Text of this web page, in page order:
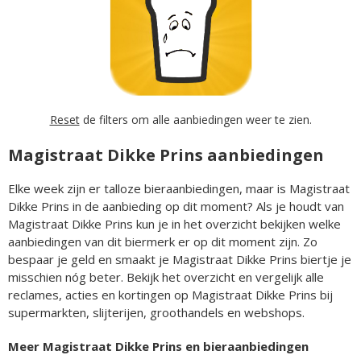
Resetde filters om alle aanbiedingen weer te zien.
Magistraat Dikke Prins aanbiedingen
Elke week zijn er talloze bieraanbiedingen, maar is Magistraat
Dikke Prins in de aanbieding op dit moment? Als je houdt van
Magistraat Dikke Prins kun je in het overzicht bekijken welke
aanbiedingen van dit biermerk er op dit moment zijn. Zo
bespaar je geld en smaakt je Magistraat Dikke Prins biertje je
misschien nóg beter. Bekijk het overzicht en vergelijk alle
reclames, acties en kortingen op Magistraat Dikke Prins bij
supermarkten, slijterijen, groothandels en webshops.
Meer Magistraat Dikke Prins en bieraanbiedingen